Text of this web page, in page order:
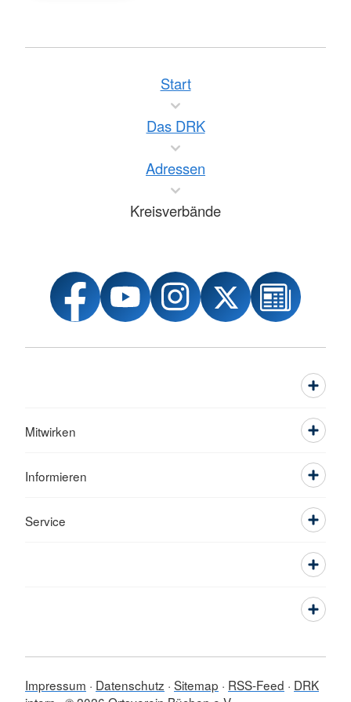
Start
Das DRK
Adressen
Kreisverbände
Mitwirken
Informieren
Service
Impressum Datenschutz Sitemap RSS-Feed
DRK